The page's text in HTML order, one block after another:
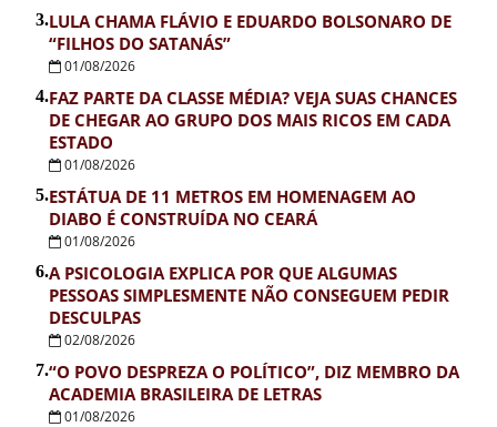
3.LULA CHAMA FLÁVIO E EDUARDO BOLSONARO DE
“FILHOS DO SATANÁS”
01/08/2026
4.FAZ PARTE DA CLASSE MÉDIA? VEJA SUAS CHANCES
DE CHEGAR AO GRUPO DOS MAIS RICOS EM CADA
ESTADO
01/08/2026
5.ESTÁTUA DE 11 METROS EM HOMENAGEM AO
DIABO É CONSTRUÍDA NO CEARÁ
01/08/2026
6.A PSICOLOGIA EXPLICA POR QUE ALGUMAS
PESSOAS SIMPLESMENTE NÃO CONSEGUEM PEDIR
DESCULPAS
02/08/2026
7.“O POVO DESPREZA O POLÍTICO”, DIZ MEMBRO DA
ACADEMIA BRASILEIRA DE LETRAS
01/08/2026